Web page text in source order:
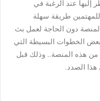
عند الرغبة في
طريقة سهلة
دون الحاجة لعمل بث
بعض الخطوات البسيطة التي
من هذه المنصة.. وذلك قبل
الصدد.